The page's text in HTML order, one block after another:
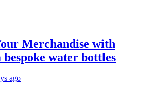
Merchandise with
water bottles
ago